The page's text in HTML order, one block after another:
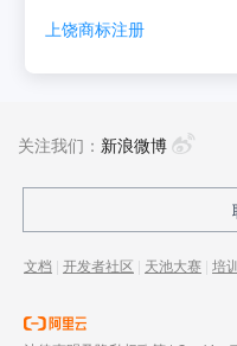
上饶商标注册